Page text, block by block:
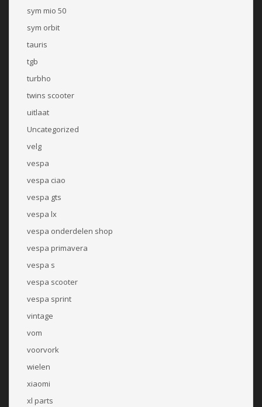
sym mio 50
sym orbit
tauris
tgb
turbho
twins scooter
uitlaat
Uncategorized
velg
vespa
vespa ciao
vespa gts
vespa lx
vespa onderdelen shop
vespa primavera
vespa s
vespa scooter
vespa sprint
vintage
vom
voorvork
wielen
xiaomi
xl parts